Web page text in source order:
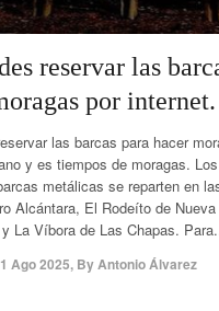
reservar las
por internet.
las barcas para hacer
y es tiempos de moragas.
metálicas se reparten en
Alcántara, El Rodeíto de
La Víbora de Las Chapas.
Ago 2025, By Antonio Álvarez